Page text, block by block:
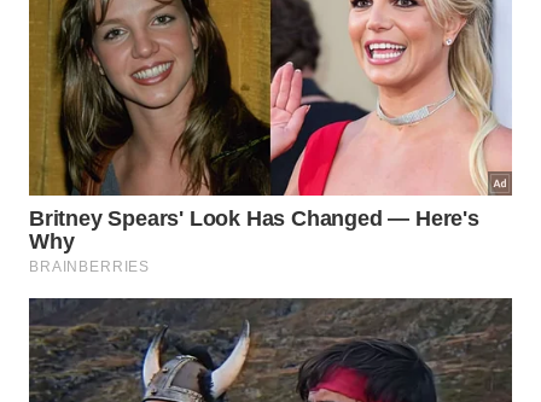
demonstra como soluções econômicas substituem
perfeitamente os produtos químicos industriais
pesados, promovendo uma limpeza eficiente e
ecologicamente correta noambiente
Abaixo, um vídeo do canal A DICA DO DIA COM
FLÁVIA FERRARI no YouTube que aprofunda os
pontos discutidos neste tema: